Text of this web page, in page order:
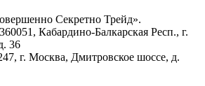
Секретно Трейд».
Кабардино-Балкарская Респ., г.
36
г. Москва, Дмитровское шоссе, д.